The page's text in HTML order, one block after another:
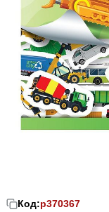
Код:р370367